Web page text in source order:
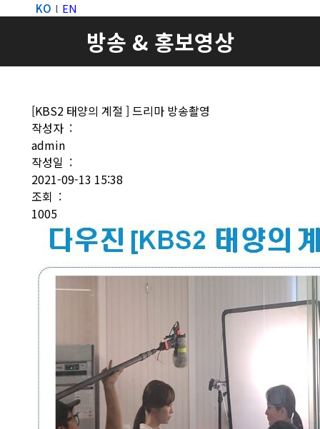
Search:
KO EN
방송 & 홍보영상
[KBS2 태양의 계절 ] 드리마 방송촬영
작성자 :
admin
작성일 :
2021-09-13 15:38
조회 :
1005